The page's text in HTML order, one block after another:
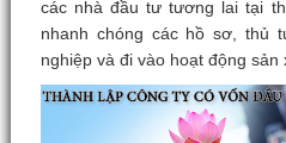
các nhà đầu tư tương lai tại
nhanh chóng các hồ sơ, thủ
nghiệp và đi vào hoạt động sản